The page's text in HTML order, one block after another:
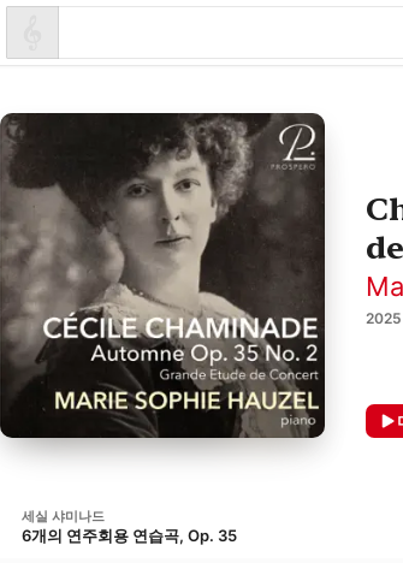
2025
세실 샤미나드
6개의 연주회용 연습곡, Op. 35